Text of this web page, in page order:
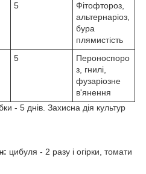
5
Фітофтороз,
альтернаріоз,
бура
плямистість
5
Пероноспоро
з, гнилі,
фузаріозне
в'янення
- 5 днів. Захисна дія культур
цибуля - 2 разу і огірки, томати